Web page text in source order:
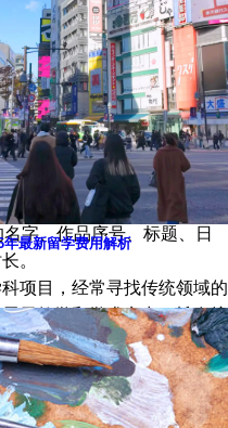
；
评估报告、成绩单、推
、GRE成绩、语言成绩等
接受纸质版。应该制作成单
大开本10×12英寸)或10页(最
不计入页数内。
，静态图像最多20张，视
字、作品序号、标题、日
。
项目，经常寻找传统领域的
示教学和学术实力。旨在培
，以推进他们自己的工作，
培训和能力他们在其他大学
最新留学费用解析